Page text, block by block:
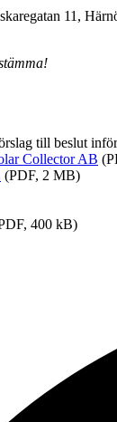
11,
till beslut
Collector AB
(PDF, 2 MB)
400 kB)